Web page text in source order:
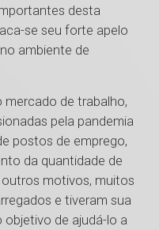
desta
se seu forte apelo
ambiente de
de trabalho,
pela pandemia
postos de emprego,
da quantidade de
motivos, muitos
e tiveram sua
de ajudá-lo a